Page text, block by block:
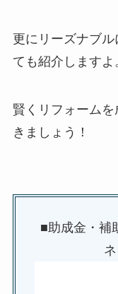
更にリーズナブ
ても紹介しますよ
賢くリフォーム
きましょう！
■助成金・補